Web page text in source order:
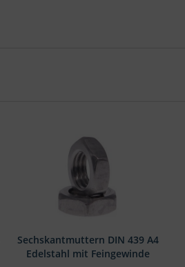
Sechskantmuttern DIN 439 A4
Edelstahl mit Feingewinde